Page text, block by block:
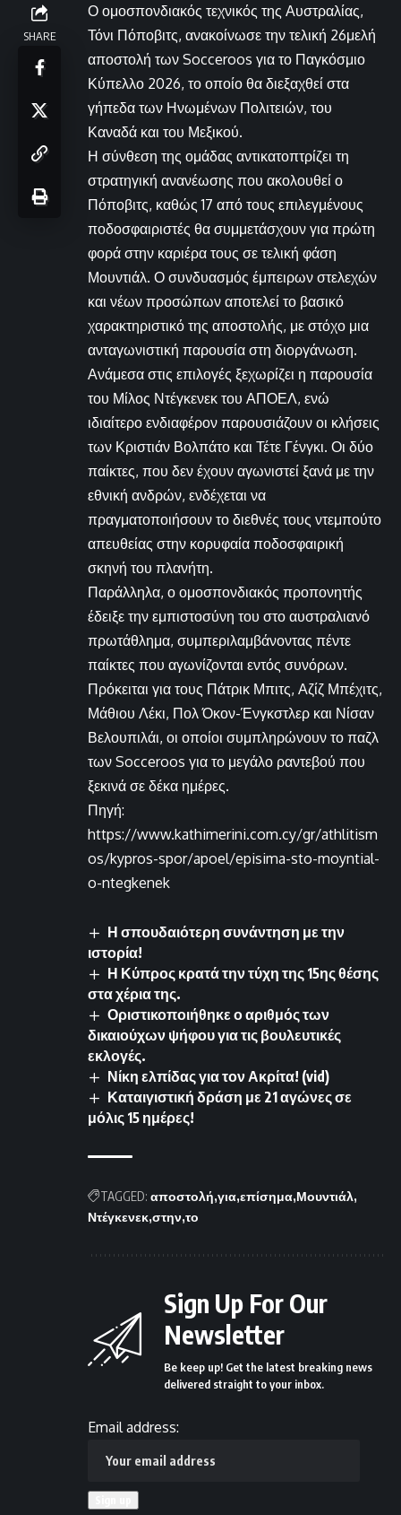
SHARE
Ο ομοσπονδιακός τεχνικός της Αυστραλίας,
Τόνι Πόποβιτς, ανακοίνωσε την τελική 26μελή
αποστολή των Socceroos για το Παγκόσμιο
Κύπελλο 2026, το οποίο θα διεξαχθεί στα
γήπεδα των Ηνωμένων Πολιτειών, του
Καναδά και του Μεξικού.
Η σύνθεση της ομάδας αντικατοπτρίζει τη
στρατηγική ανανέωσης που ακολουθεί ο
Πόποβιτς, καθώς 17 από τους επιλεγμένους
ποδοσφαιριστές θα συμμετάσχουν για πρώτη
φορά στην καριέρα τους σε τελική φάση
Μουντιάλ. Ο συνδυασμός έμπειρων στελεχών
και νέων προσώπων αποτελεί το βασικό
χαρακτηριστικό της αποστολής, με στόχο μια
ανταγωνιστική παρουσία στη διοργάνωση.
Ανάμεσα στις επιλογές ξεχωρίζει η παρουσία
του Μίλος Ντέγκενεκ του ΑΠΟΕΛ, ενώ
ιδιαίτερο ενδιαφέρον παρουσιάζουν οι κλήσεις
των Κριστιάν Βολπάτο και Τέτε Γένγκι. Οι δύο
παίκτες, που δεν έχουν αγωνιστεί ξανά με την
εθνική ανδρών, ενδέχεται να
πραγματοποιήσουν το διεθνές τους ντεμπούτο
απευθείας στην κορυφαία ποδοσφαιρική
σκηνή του πλανήτη.
Παράλληλα, ο ομοσπονδιακός προπονητής
έδειξε την εμπιστοσύνη του στο αυστραλιανό
πρωτάθλημα, συμπεριλαμβάνοντας πέντε
παίκτες που αγωνίζονται εντός συνόρων.
Πρόκειται για τους Πάτρικ Μπιτς, Αζίζ Μπέχιτς,
Μάθιου Λέκι, Πολ Όκον-Ένγκστλερ και Νίσαν
Βελουπιλάι, οι οποίοι συμπληρώνουν το παζλ
των Socceroos για το μεγάλο ραντεβού που
ξεκινά σε δέκα ημέρες.
Πηγή:
https://www.kathimerini.com.cy/gr/athlitism
os/kypros-spor/apoel/episima-sto-moyntial-
o-ntegkenek
Η σπουδαιότερη συνάντηση με την
ιστορία!
Η Κύπρος κρατά την τύχη της 15ης θέσης
στα χέρια της.
Οριστικοποιήθηκε ο αριθμός των
δικαιούχων ψήφου για τις βουλευτικές
εκλογές.
Νίκη ελπίδας για τον Ακρίτα! (vid)
Καταιγιστική δράση με 21 αγώνες σε
μόλις 15 ημέρες!
TAGGED: αποστολή για επίσημα Μουντιάλ
Ντέγκενεκ στην το
Sign Up For Our
Newsletter
Be keep up! Get the latest breaking news
delivered straight to your inbox.
Email address: